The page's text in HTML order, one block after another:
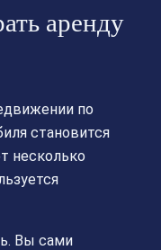
аренду
по
становится
несколько
Вы сами